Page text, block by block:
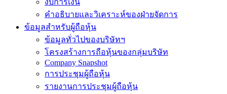
งบการเงิน
คำอธิบายและวิเคราะห์ของฝ่ายจัดการ
ข้อมูลสำหรับผู้ถือหุ้น
ข้อมูลทั่วไปของบริษัทฯ
โครงสร้างการถือหุ้นของกลุ่มบริษัท
Company Snapshot
การประชุมผู้ถือหุ้น
รายงานการประชุมผู้ถือหุ้น